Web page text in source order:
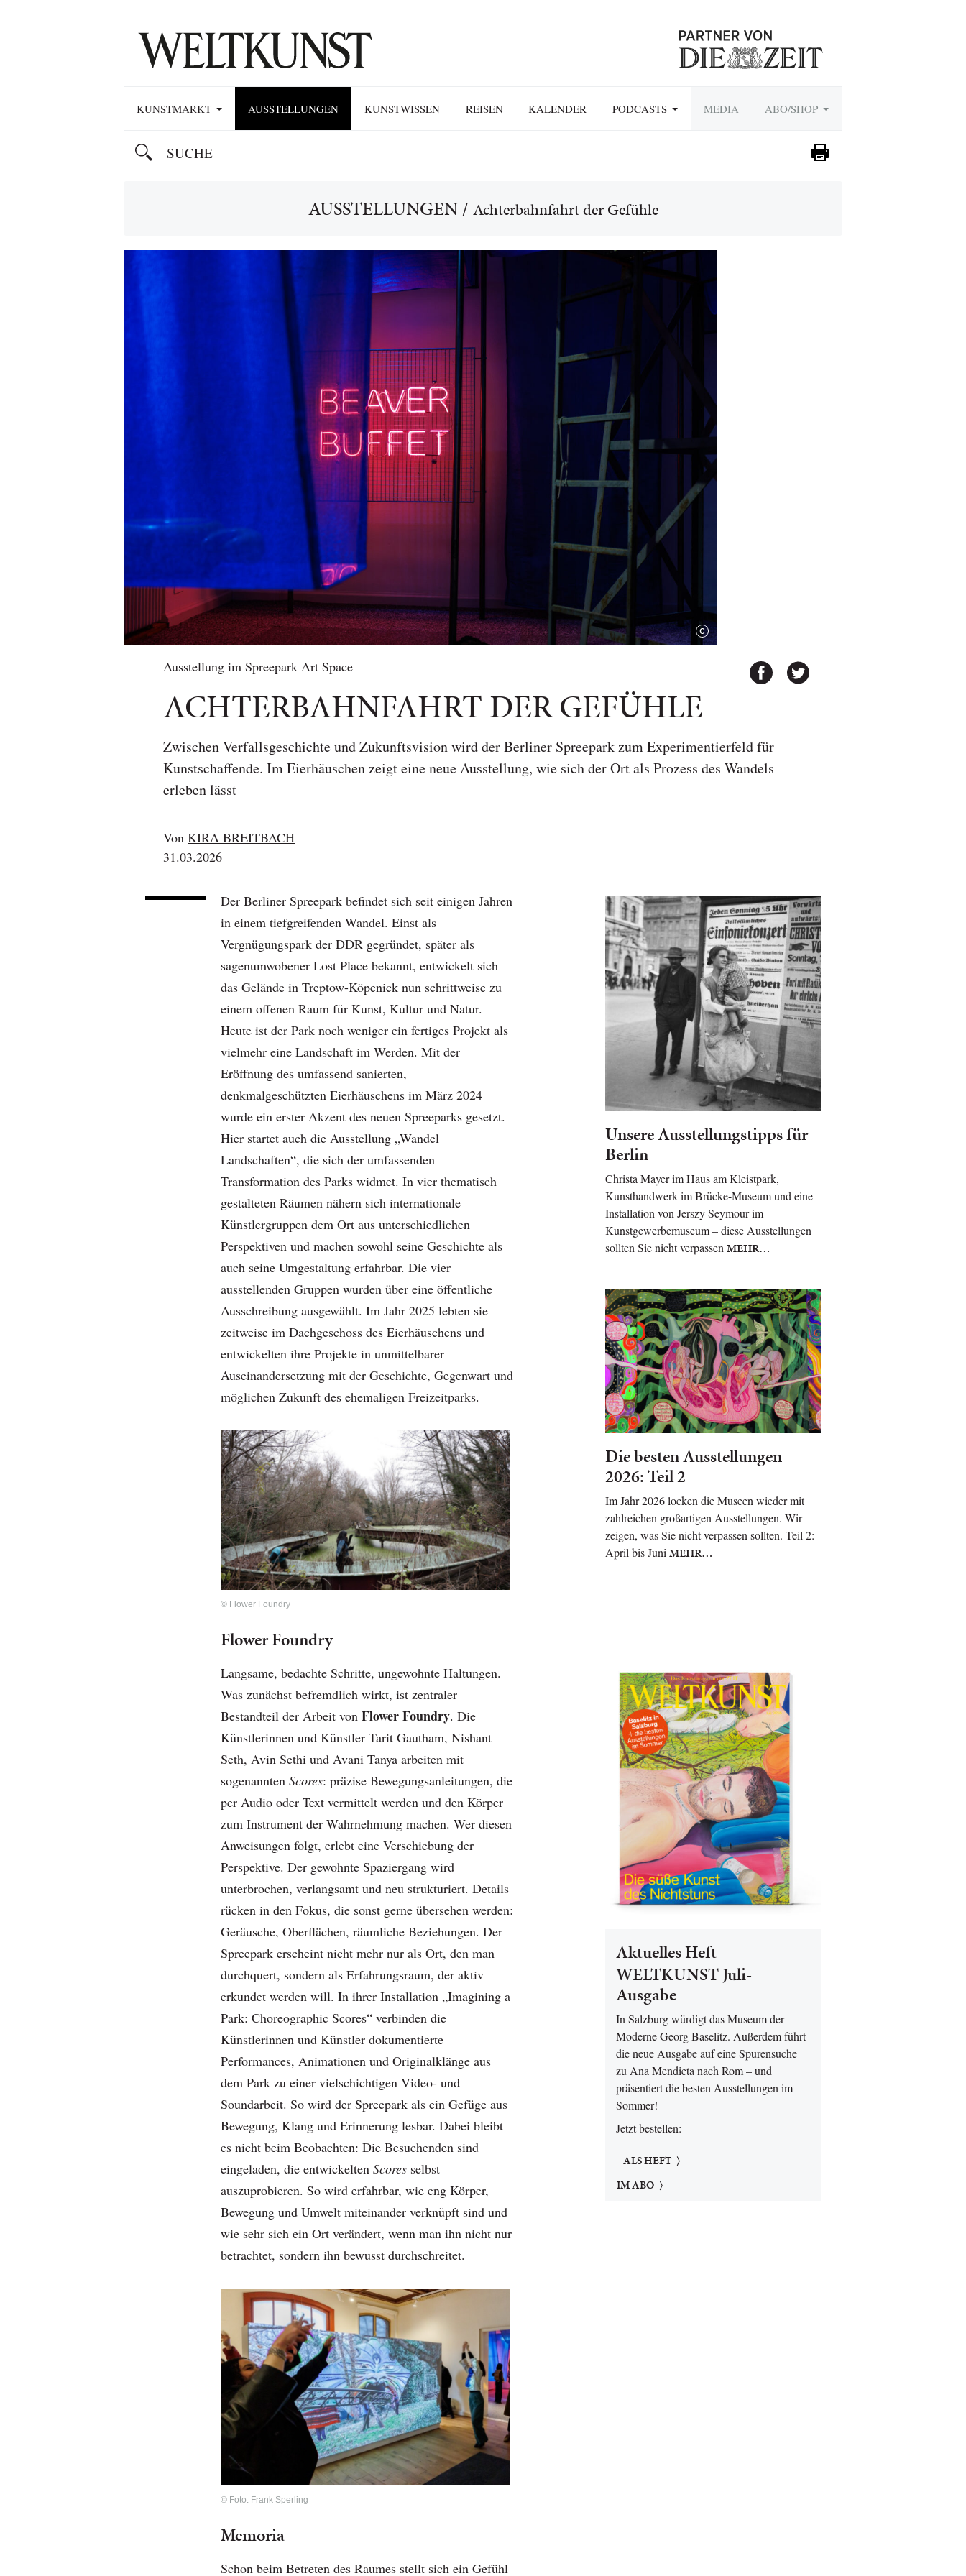
KUNSTMARKT AUSSTELLUNGEN KUNSTWISSEN REISEN KALENDER PODCASTS MEDIA ABO/SHOP
AUSSTELLUNGEN/ Achterbahnfahrt der Gefühle
Ausstellung im Spreepark Art Space
ACHTERBAHNFAHRT DER GEFÜHLE
Zwischen Verfallsgeschichte und Zukunftsvision wird der Berliner Spreepark zum Experimentierfeld für
Kunstschaffende. Im Eierhäuschen zeigt eine neue Ausstellung, wie sich der Ort als Prozess des Wandels
erleben lässt
Von KIRA BREITBACH
31.03.2026
Der Berliner Spreepark befindet sich seit einigen Jahren
in einem tiefgreifenden Wandel. Einst als
Vergnügungspark der DDR gegründet, später als
sagenumwobener Lost Place bekannt, entwickelt sich
das Gelände in Treptow-Köpenick nun schrittweise zu
einem offenen Raum für Kunst, Kultur und Natur.
Heute ist der Park noch weniger ein fertiges Projekt als
vielmehr eine Landschaft im Werden. Mit der
Eröffnung des umfassend sanierten,
denkmalgeschützten Eierhäuschens im März 2024
wurde ein erster Akzent des neuen Spreeparks gesetzt.
Hier startet auch die Ausstellung „Wandel
Landschaften“, die sich der umfassenden
Transformation des Parks widmet. In vier thematisch
gestalteten Räumen nähern sich internationale
Künstlergruppen dem Ort aus unterschiedlichen
Perspektiven und machen sowohl seine Geschichte als
auch seine Umgestaltung erfahrbar. Die vier
ausstellenden Gruppen wurden über eine öffentliche
Ausschreibung ausgewählt. Im Jahr 2025 lebten sie
zeitweise im Dachgeschoss des Eierhäuschens und
entwickelten ihre Projekte in unmittelbarer
Auseinandersetzung mit der Geschichte, Gegenwart und
möglichen Zukunft des ehemaligen Freizeitparks.
© Flower Foundry
Flower Foundry
Langsame, bedachte Schritte, ungewohnte Haltungen.
Was zunächst befremdlich wirkt, ist zentraler
Bestandteil der Arbeit von Flower Foundry. Die
Künstlerinnen und Künstler Tarit Gautham, Nishant
Seth, Avin Sethi und Avani Tanya arbeiten mit
sogenannten Scores: präzise Bewegungsanleitungen, die
per Audio oder Text vermittelt werden und den Körper
zum Instrument der Wahrnehmung machen. Wer diesen
Anweisungen folgt, erlebt eine Verschiebung der
Perspektive. Der gewohnte Spaziergang wird
unterbrochen, verlangsamt und neu strukturiert. Details
rücken in den Fokus, die sonst gerne übersehen werden:
Geräusche, Oberflächen, räumliche Beziehungen. Der
Spreepark erscheint nicht mehr nur als Ort, den man
durchquert, sondern als Erfahrungsraum, der aktiv
erkundet werden will. In ihrer Installation „Imagining a
Park: Choreographic Scores“ verbinden die
Künstlerinnen und Künstler dokumentierte
Performances, Animationen und Originalklänge aus
dem Park zu einer vielschichtigen Video- und
Soundarbeit. So wird der Spreepark als ein Gefüge aus
Bewegung, Klang und Erinnerung lesbar. Dabei bleibt
es nicht beim Beobachten: Die Besuchenden sind
eingeladen, die entwickelten Scores selbst
auszuprobieren. So wird erfahrbar, wie eng Körper,
Bewegung und Umwelt miteinander verknüpft sind und
wie sehr sich ein Ort verändert, wenn man ihn nicht nur
betrachtet, sondern ihn bewusst durchschreitet.
© Foto: Frank Sperling
Memoria
Schon beim Betreten des Raumes stellt sich ein Gefühl
Unsere Ausstellungstipps für
Berlin
Christa Mayer im Haus am Kleistpark,
Kunsthandwerk im Brücke-Museum und eine
Installation von Jerszy Seymour im
Kunstgewerbemuseum – diese Ausstellungen
sollten Sie nicht verpassen MEHR…
Die besten Ausstellungen
2026: Teil 2
Im Jahr 2026 locken die Museen wieder mit
zahlreichen großartigen Ausstellungen. Wir
zeigen, was Sie nicht verpassen sollten. Teil 2:
April bis JuniMEHR…
Aktuelles Heft
WELTKUNST Juli-
Ausgabe
In Salzburg würdigt das Museum der
Moderne Georg Baselitz. Außerdem führt
die neue Ausgabe auf eine Spurensuche
zu Ana Mendieta nach Rom – und
präsentiert die besten Ausstellungen im
Sommer!
Jetzt bestellen:
ALS HEFT
IM ABO